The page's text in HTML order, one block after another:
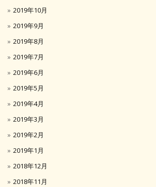
2019年10月
2019年9月
2019年8月
2019年7月
2019年6月
2019年5月
2019年4月
2019年3月
2019年2月
2019年1月
2018年12月
2018年11月